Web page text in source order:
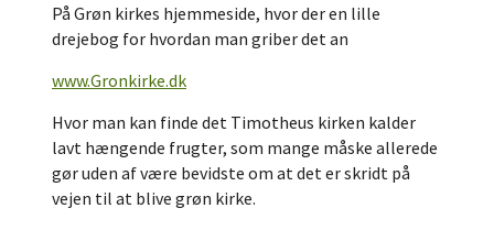
På Grøn kirkes hjemmeside, hvor der en lille
drejebog for hvordan man griber det an
www.Gronkirke.dk
Hvor man kan finde det Timotheus kirken kalder
lavt hængende frugter, som mange måske allerede
gør uden af være bevidste om at det er skridt på
vejen til at blive grøn kirke.